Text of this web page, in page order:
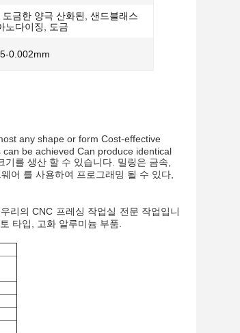
도금한 양극 산화된, 샌드블래스
노다이징, 도금
0.002mm
any shape or form Cost-effective
be achieved Can produce identical
를 생산 할 수 있습니다. 밀링은 금속,
어 를 사용하여 프로그래밍 될 수 있다,
리의 CNC 프레싱 작업실 전문 작업입니
타입, 고화 알루미늄 부품.